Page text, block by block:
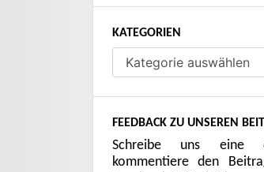
KATEGORIEN
FEEDBACK ZU UNSEREN
Schreibe uns eine
kommentiere den